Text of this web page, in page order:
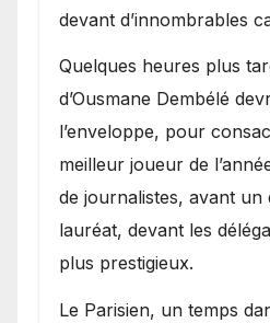
devant d’innombrables
Quelques heures plus
d’Ousmane Dembélé
l’enveloppe, pour
meilleur joueur de
de journalistes, avant un
lauréat, devant les
plus prestigieux.
Le Parisien, un temps